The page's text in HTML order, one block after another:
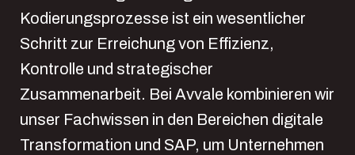
Kodierungsprozesse ist ein wesentlicher
Schritt zur Erreichung von Effizienz,
Kontrolle und strategischer
Zusammenarbeit. Bei Avvale kombinieren wir
unser Fachwissen in den Bereichen digitale
Transformation und SAP, um Unternehmen